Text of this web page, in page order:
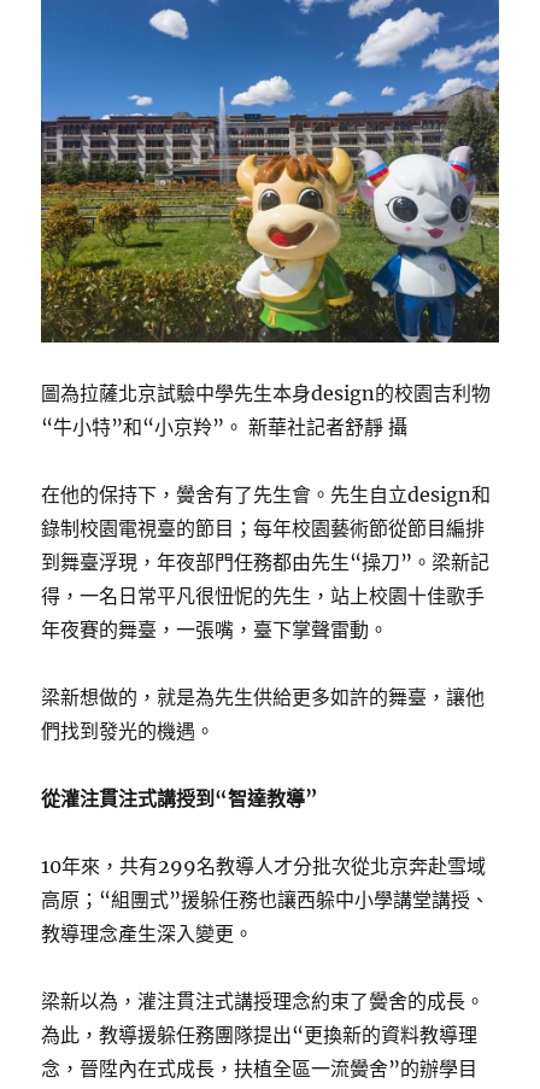
圖為拉薩北京試驗中學先生本身design的校園吉利物
“牛小特”和“小京羚”。 新華社記者舒靜 攝
在他的保持下，黌舍有了先生會。先生自立design和
錄制校園電視臺的節目；每年校園藝術節從節目編排
到舞臺浮現，年夜部門任務都由先生“操刀”。梁新記
得，一名日常平凡很忸怩的先生，站上校園十佳歌手
年夜賽的舞臺，一張嘴，臺下掌聲雷動。
梁新想做的，就是為先生供給更多如許的舞臺，讓他
們找到發光的機遇。
從灌注貫注式講授到“智達教導”
10年來，共有299名教導人才分批次從北京奔赴雪域
高原；“組團式”援躲任務也讓西躲中小學講堂講授、
教導理念產生深入變更。
梁新以為，灌注貫注式講授理念約束了黌舍的成長。
為此，教導援躲任務團隊提出“更換新的資料教導理
念，晉陞內在式成長，扶植全區一流黌舍”的辦學目